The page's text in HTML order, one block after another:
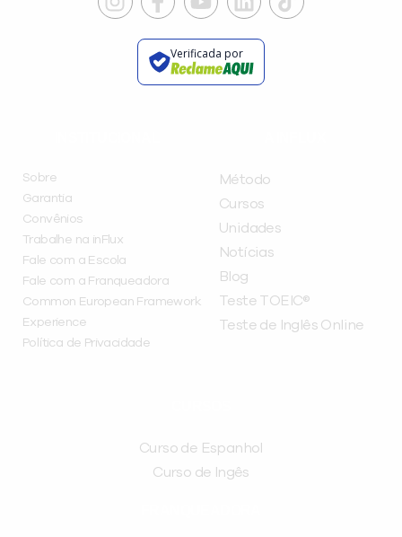
Verificada por
Sobre
Garantia
Convênios
Trabalhe na inFlux
Fale com a Escola
Fale com a Franqueadora
Common European Framework
Experience
Política de Privacidade
Método
Cursos
Unidades
Notícias
Blog
Teste TOEIC®
Teste de Inglês Online
Curso de Espanhol
Curso de Ingês